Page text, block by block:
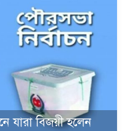
যারা বিজয়ী হলেন